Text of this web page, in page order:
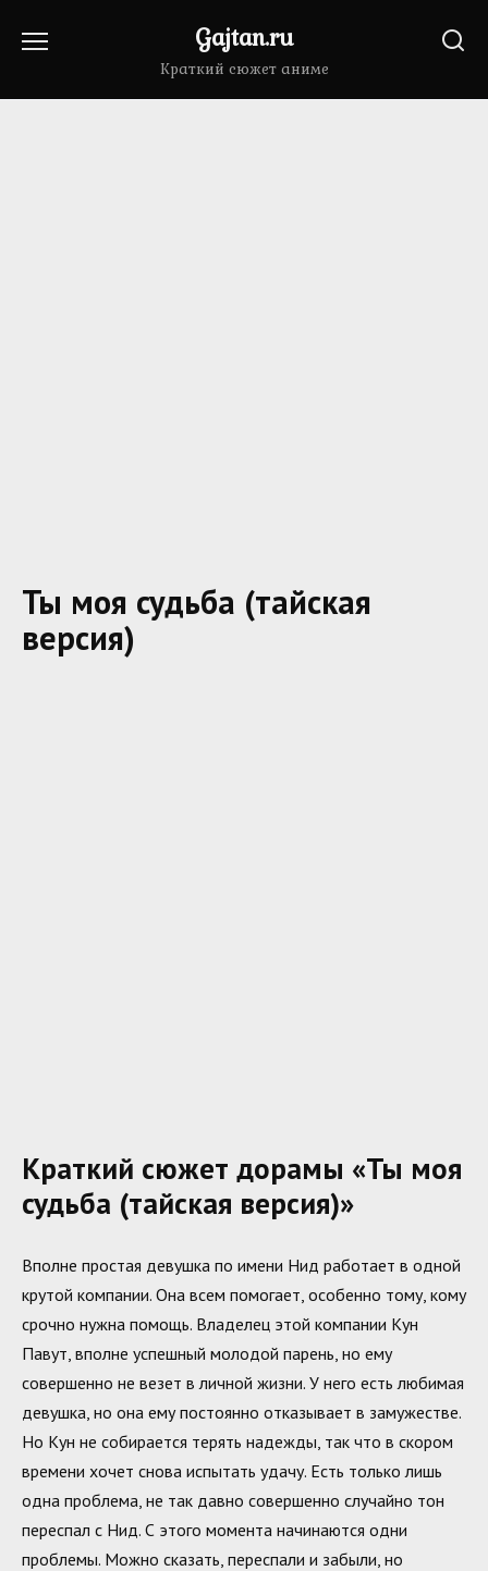
Gajtan.ru
Краткий сюжет аниме
Ты моя судьба (тайская
версия)
Краткий сюжет дорамы «Ты моя
судьба (тайская версия)»
Вполне простая девушка по имени Нид работает в одной
крутой компании. Она всем помогает, особенно тому, кому
срочно нужна помощь. Владелец этой компании Кун
Павут, вполне успешный молодой парень, но ему
совершенно не везет в личной жизни. У него есть любимая
девушка, но она ему постоянно отказывает в замужестве.
Но Кун не собирается терять надежды, так что в скором
времени хочет снова испытать удачу. Есть только лишь
одна проблема, не так давно совершенно случайно тон
переспал с Нид. С этого момента начинаются одни
проблемы. Можно сказать, переспали и забыли, но